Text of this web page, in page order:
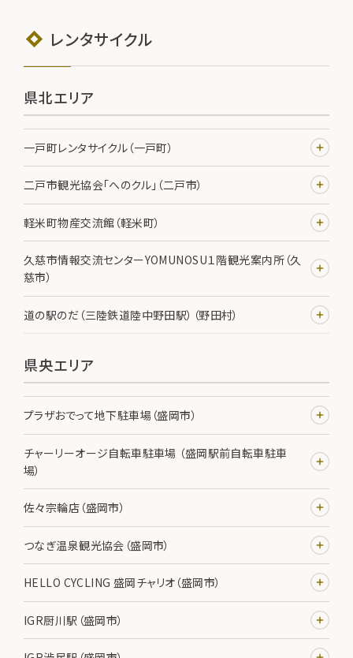
レンタサイクル
県北エリア
一戸町レンタサイクル（一戸町）
二戸市観光協会「へのクル」（二戸市）
軽米町物産交流館（軽米町）
久慈市情報交流センターYOMUNOSU１階観光案内所（久
慈市）
道の駅のだ（三陸鉄道陸中野田駅）（野田村）
県央エリア
プラザおでって地下駐車場（盛岡市）
チャーリーオージ自転車駐車場 （盛岡駅前自転車駐車
場）
佐々宗輪店（盛岡市）
つなぎ温泉観光協会（盛岡市）
HELLO CYCLING 盛岡チャリオ（盛岡市）
IGR厨川駅（盛岡市）